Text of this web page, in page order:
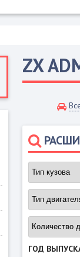
ZX
ГОД